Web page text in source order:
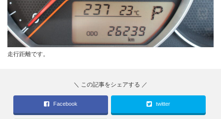
走行距離です。
Facebook twitter